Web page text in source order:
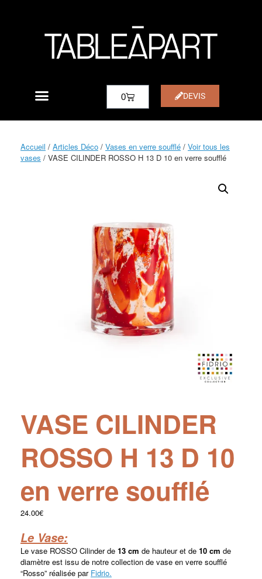
0 DEVIS
Accueil / Articles Déco / Vases en verre soufflé / Voir tous les
vases / VASE CILINDER ROSSO H 13 D 10 en verre soufflé
VASE CILINDER
ROSSO H 13 D 10
en verre soufflé
24.00€
Le Vase:
Le vase ROSSO Cilinder de 13 cm de hauteur et de 10 cm de
diamètre est issu de notre collection de vase en verre soufflé
“Rosso” réalisée par Fidrio.